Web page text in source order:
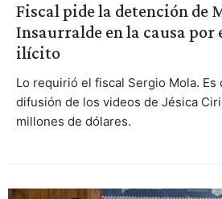
Fiscal pide la detención de
Insaurralde en la causa
ilícito
Lo requirió el fiscal Sergio Mola. Es
difusión de los videos de Jésica
millones de dólares.